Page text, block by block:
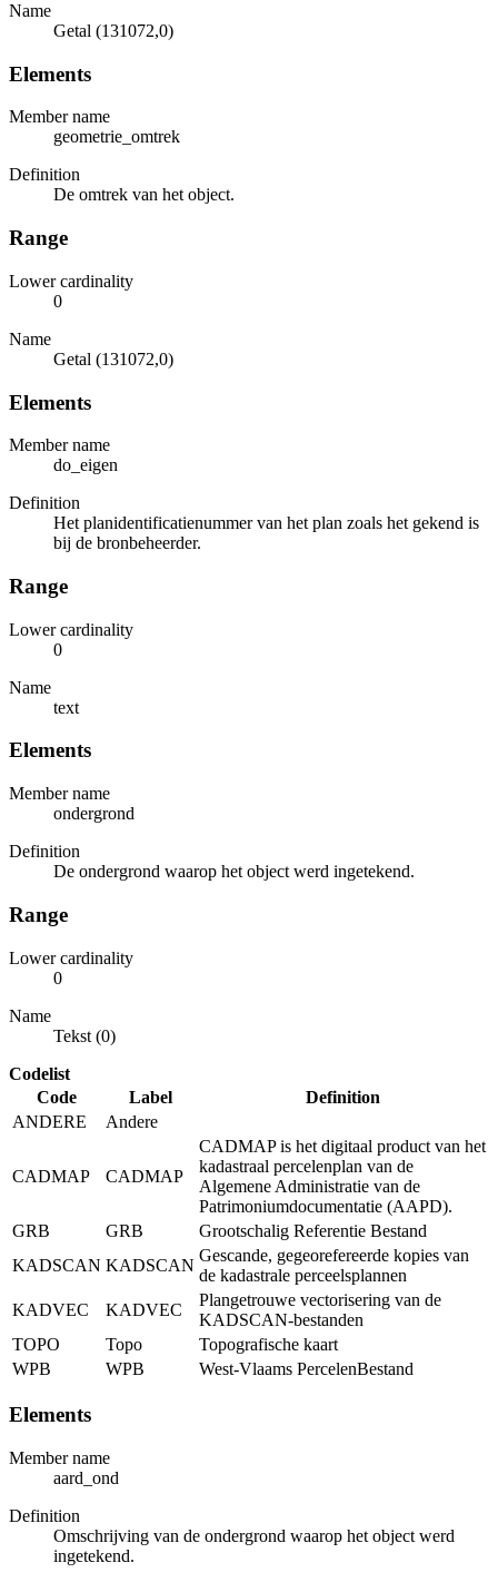
Name
Getal (131072,0)
Elements
Member name
geometrie_omtrek
Definition
De omtrek van het object.
Range
Lower cardinality
0
Name
Getal (131072,0)
Elements
Member name
do_eigen
Definition
Het planidentificatienummer van het plan zoals het gekend is
bij de bronbeheerder.
Range
Lower cardinality
0
Name
text
Elements
Member name
ondergrond
Definition
De ondergrond waarop het object werd ingetekend.
Range
Lower cardinality
0
Name
Tekst (0)
Codelist
Code
Label
Definition
ANDERE
Andere
CADMAP CADMAP
CADMAP is het digitaal product van het
kadastraal percelenplan van de
Algemene Administratie van de
Patrimoniumdocumentatie (AAPD).
GRB
GRB
Grootschalig Referentie Bestand
KADSCAN KADSCAN
Gescande, gegeorefereerde kopies van
de kadastrale perceelsplannen
KADVEC
KADVEC
Plangetrouwe vectorisering van de
KADSCAN-bestanden
TOPO
Topo
Topografische kaart
WPB
WPB West-Vlaams PercelenBestand
Elements
Member name
aard_ond
Definition
Omschrijving van de ondergrond waarop het object werd
ingetekend.